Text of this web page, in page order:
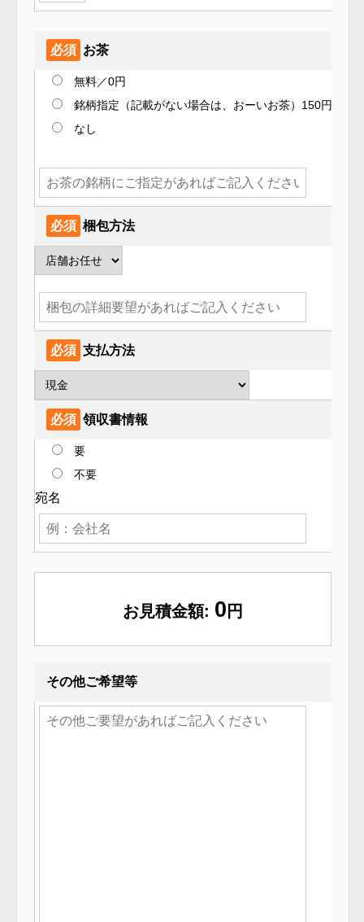
必須 お茶
無料／0円
銘柄指定（記載がない場合は、おーいお茶）150円
なし
必須 梱包方法
必須 支払方法
必須 領収書情報
要
不要
宛名
お見積金額: 0 円
その他ご希望等